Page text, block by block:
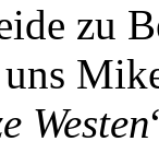
zu
uns
Westen